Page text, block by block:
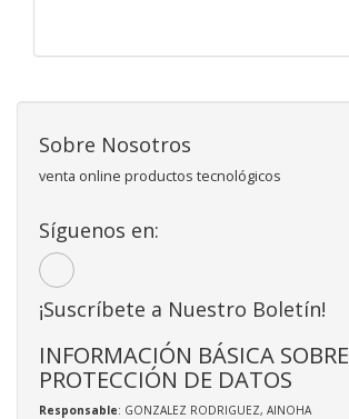
Sobre Nosotros
venta online productos tecnológicos
Síguenos en:
¡Suscríbete a Nuestro Boletín!
INFORMACIÓN BÁSICA SOBRE
PROTECCIÓN DE DATOS
Responsable: GONZALEZ RODRIGUEZ, AINOHA